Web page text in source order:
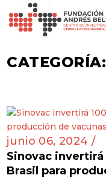
CATEGORÍA:
junio 06, 2024 /
Sinovac
Brasil para